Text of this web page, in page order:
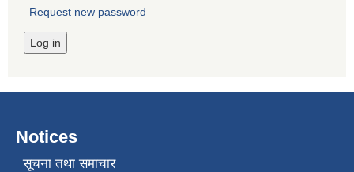
Request new password
Notices
सूचना तथा समाचार